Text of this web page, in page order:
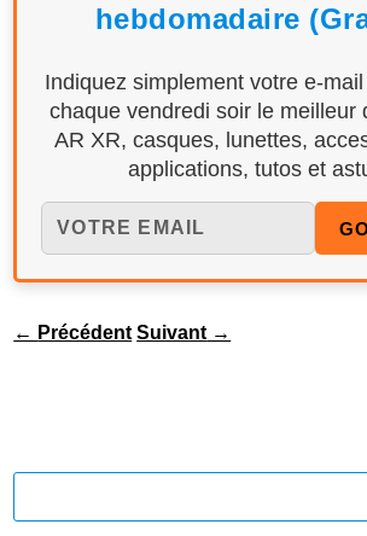
hebdomadaire
Indiquez simplement votre e-
chaque vendredi soir le meilleur
AR XR, casques, lunettes,
applications, tutos et
← Précédent Suivant →